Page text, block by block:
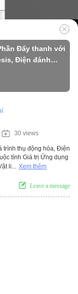
Đẩy thanh với
Điện đánh
30 views
trình thụ động hóa, Điện
tính Giá trị Ứng dụng
li... Xem thêm
Leave a message